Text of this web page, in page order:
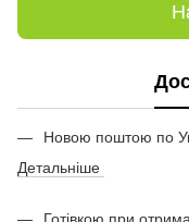
Новою поштою по
Детальніше